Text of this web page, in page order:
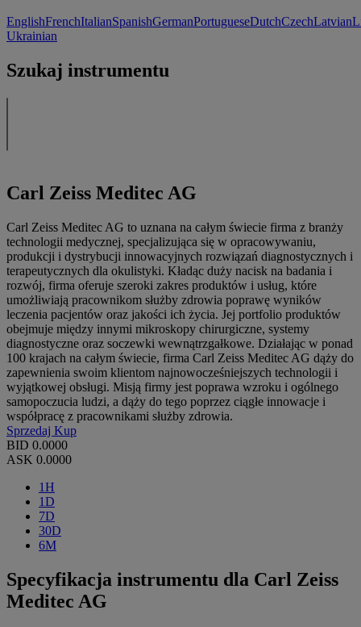
EnglishFrenchItalianSpanishGermanPortugueseDutchCzechLatvian
Ukrainian
Szukaj instrumentu
Carl Zeiss Meditec AG
Carl Zeiss Meditec AG to uznana na całym świecie firma z branży
technologii medycznej, specjalizująca się w opracowywaniu,
produkcji i dystrybucji innowacyjnych rozwiązań diagnostycznych i
terapeutycznych dla okulistyki. Kładąc duży nacisk na badania i
rozwój, firma oferuje szeroki zakres produktów i usług, które
umożliwiają pracownikom służby zdrowia poprawę wyników
leczenia pacjentów oraz jakości ich życia. Jej portfolio produktów
obejmuje między innymi mikroskopy chirurgiczne, systemy
diagnostyczne oraz soczewki wewnątrzgałkowe. Działając w ponad
100 krajach na całym świecie, firma Carl Zeiss Meditec AG dąży do
zapewnienia swoim klientom najnowocześniejszych technologii i
wyjątkowej obsługi. Misją firmy jest poprawa wzroku i ogólnego
samopoczucia ludzi, a dąży do tego poprzez ciągłe innowacje i
współpracę z pracownikami służby zdrowia.
Sprzedaj Kup
BID 0.0000
ASK 0.0000
1H
1D
7D
30D
6M
Specyfikacja instrumentu dla Carl Zeiss
Meditec AG